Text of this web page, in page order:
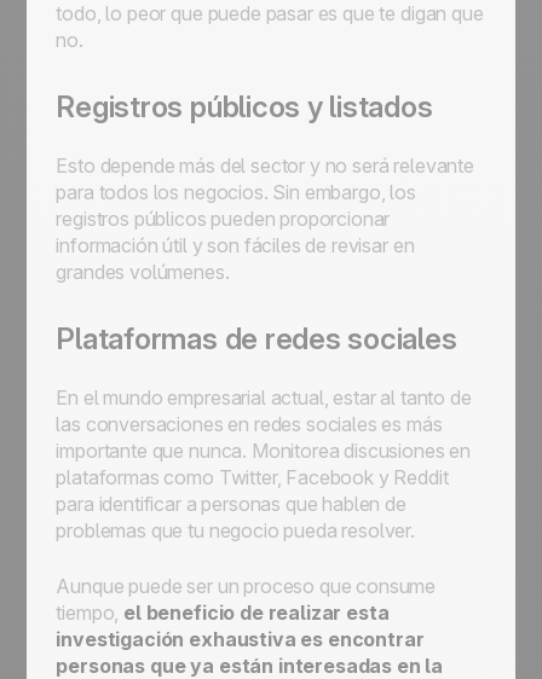
todo, lo peor que puede pasar es que te digan que
no.
Registros públicos y listados
Esto depende más del sector y no será relevante
para todos los negocios. Sin embargo, los
registros públicos pueden proporcionar
información útil y son fáciles de revisar en
grandes volúmenes.
Plataformas de redes sociales
En el mundo empresarial actual, estar al tanto de
las conversaciones en redes sociales es más
importante que nunca. Monitorea discusiones en
plataformas como Twitter, Facebook y Reddit
para identificar a personas que hablen de
problemas que tu negocio pueda resolver.
Aunque puede ser un proceso que consume
tiempo, el beneficio de realizar esta
investigación exhaustiva es encontrar
personas que ya están interesadas en la